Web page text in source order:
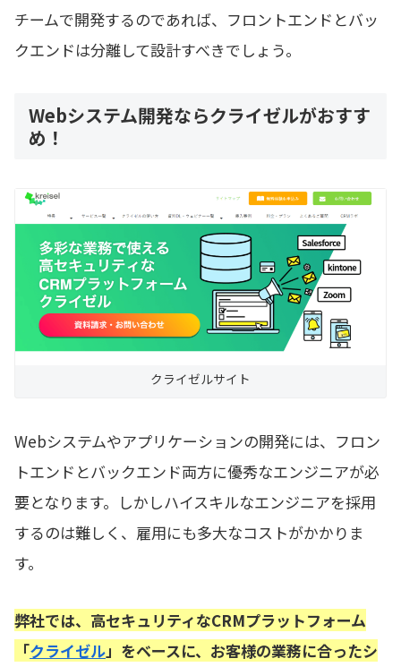
チームで開発するのであれば、フロントエンドとバッ
クエンドは分離して設計すべきでしょう。
Webシステム開発ならクライゼルがおすす
め！
クライゼルサイト
Webシステムやアプリケーションの開発には、フロン
トエンドとバックエンド両方に優秀なエンジニアが必
要となります。しかしハイスキルなエンジニアを採用
するのは難しく、雇用にも多大なコストがかかりま
す。
弊社では、高セキュリティなCRMプラットフォーム
「クライゼル」をベースに、お客様の業務に合ったシ